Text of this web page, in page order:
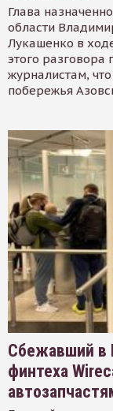
Глава
области
Лукашенко в
этого разговора
журналистам,
побережья
Сбежавший в
финтеха